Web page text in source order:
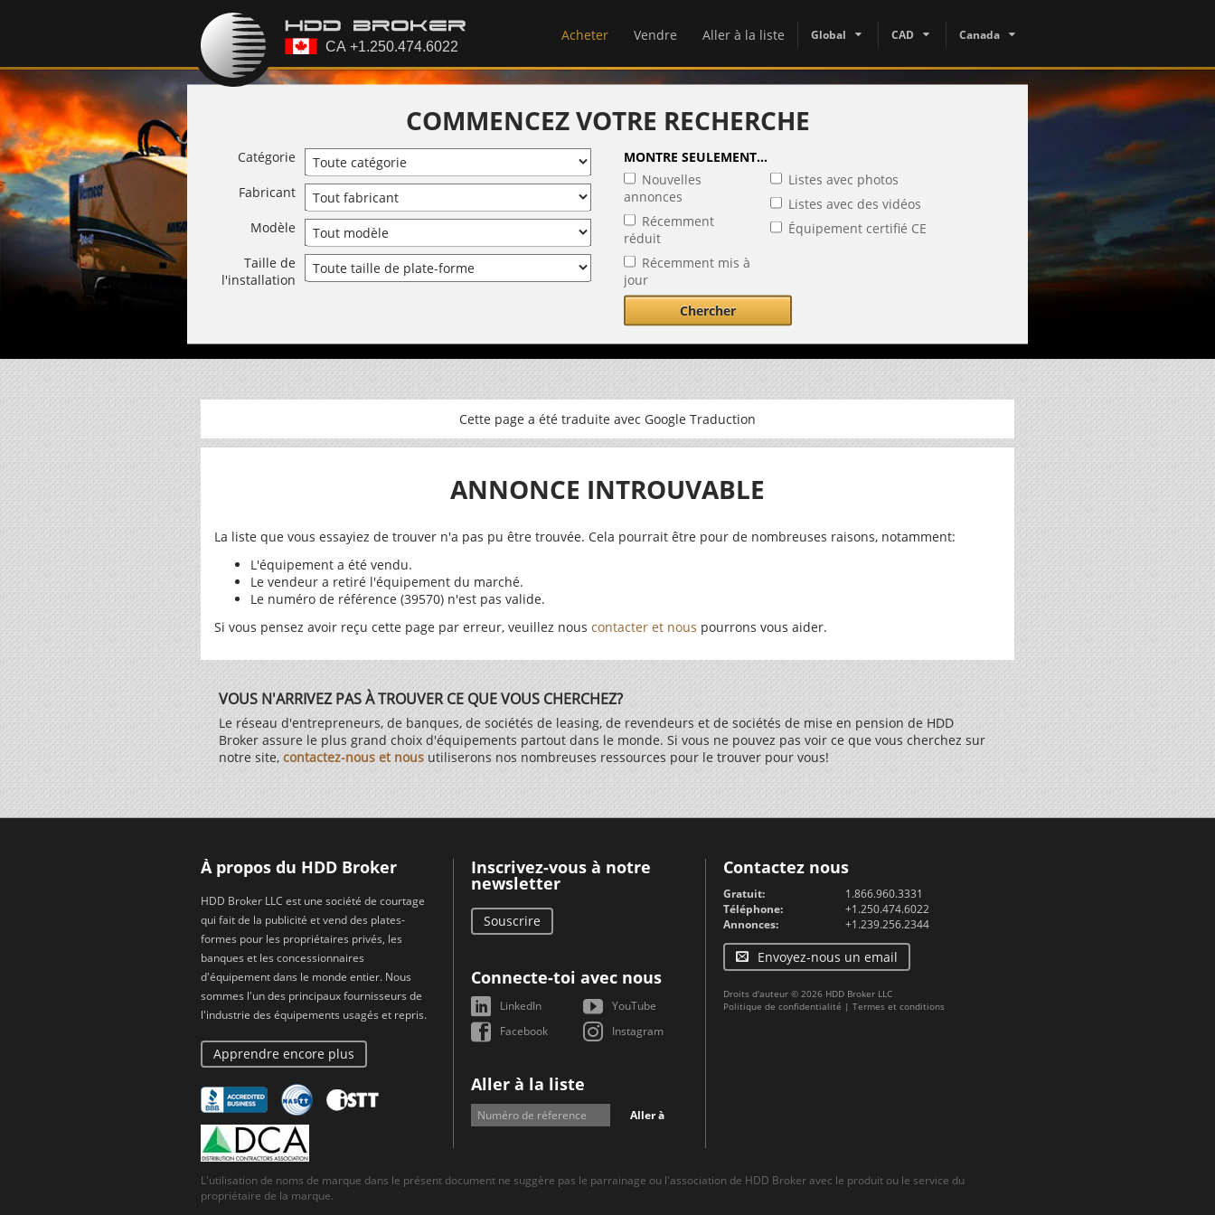
Acheter Vendre Aller à la liste Global CAD Canada
COMMENCEZ VOTRE RECHERCHE
Catégorie
Fabricant
Modèle
Taille de
l'installation
MONTRE SEULEMENT...
Nouvelles
annonces
Récemment
réduit
Récemment mis à
jour
Listes avec photos
Listes avec des vidéos
Équipement certifié CE
Chercher
Cette page a été traduite avec Google Traduction
ANNONCE INTROUVABLE
La liste que vous essayiez de trouver n'a pas pu être trouvée. Cela pourrait être pour de nombreuses raisons, notamment:
L'équipement a été vendu.
Le vendeur a retiré l'équipement du marché.
Le numéro de référence (39570) n'est pas valide.
Si vous pensez avoir reçu cette page par erreur, veuillez nous contacter et nous pourrons vous aider.
VOUS N'ARRIVEZ PAS À TROUVER CE QUE VOUS CHERCHEZ?
Le réseau d'entrepreneurs, de banques, de sociétés de leasing, de revendeurs et de sociétés de mise en pension de HDD
Broker assure le plus grand choix d'équipements partout dans le monde. Si vous ne pouvez pas voir ce que vous cherchez sur
notre site, contactez-nous et nous utiliserons nos nombreuses ressources pour le trouver pour vous!
À propos du HDD Broker
HDD Broker LLC est une société de courtage
qui fait de la publicité et vend des plates-
formes pour les propriétaires privés, les
banques et les concessionnaires
d'équipement dans le monde entier. Nous
sommes l'un des principaux fournisseurs de
l'industrie des équipements usagés et repris.
Apprendre encore plus
Inscrivez-vous à notre
newsletter
Souscrire
Connecte-toi avec nous
LinkedIn
YouTube
Facebook
Instagram
Aller à la liste
Aller à
Contactez nous
Gratuit:
1.866.960.3331
Téléphone:
+1.250.474.6022
Annonces:
+1.239.256.2344
Envoyez-nous un email
Droits d'auteur © 2026 HDD Broker LLC
Politique de confidentialité | Termes et conditions
L'utilisation de noms de marque dans le présent document ne suggère pas le parrainage ou l'association de HDD Broker avec le produit ou le service du
propriétaire de la marque.